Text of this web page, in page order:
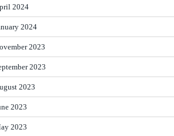
2024
2024
2023
2023
2023
2023
2023